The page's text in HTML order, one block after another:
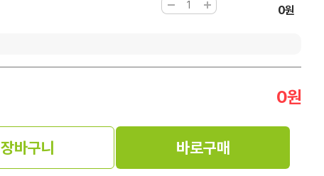
0원
0원
장바구니 바로구매